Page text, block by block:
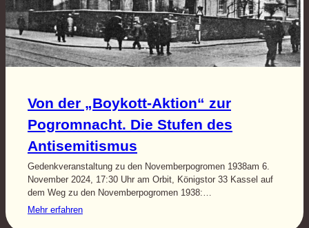
Von der „Boykott-Aktion“ zur
Pogromnacht. Die Stufen des
Antisemitismus
Gedenkveranstaltung zu den Novemberpogromen 1938am 6.
November 2024, 17:30 Uhr am Orbit, Königstor 33 Kassel auf
dem Weg zu den Novemberpogromen 1938:…
Mehr erfahren